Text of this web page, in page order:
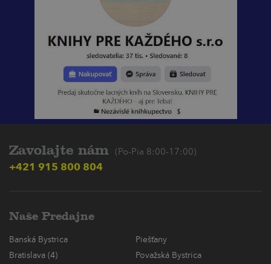
Zavolajte nám (Po-Pia 8:00-17:00)
+421 915 800 804
Naše Predajne
Banská Bystrica
Piešťany
Bratislava (4)
Považská Bystrica